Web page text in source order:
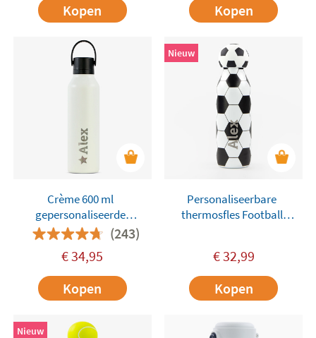
Kopen
Kopen
Crème 600 ml
gepersonaliseerde
Runbott-fles(243)
€34,95
Kopen
Nieuw
Personaliseerbare
thermosfles Football
€32,99
Kopen
Nieuw